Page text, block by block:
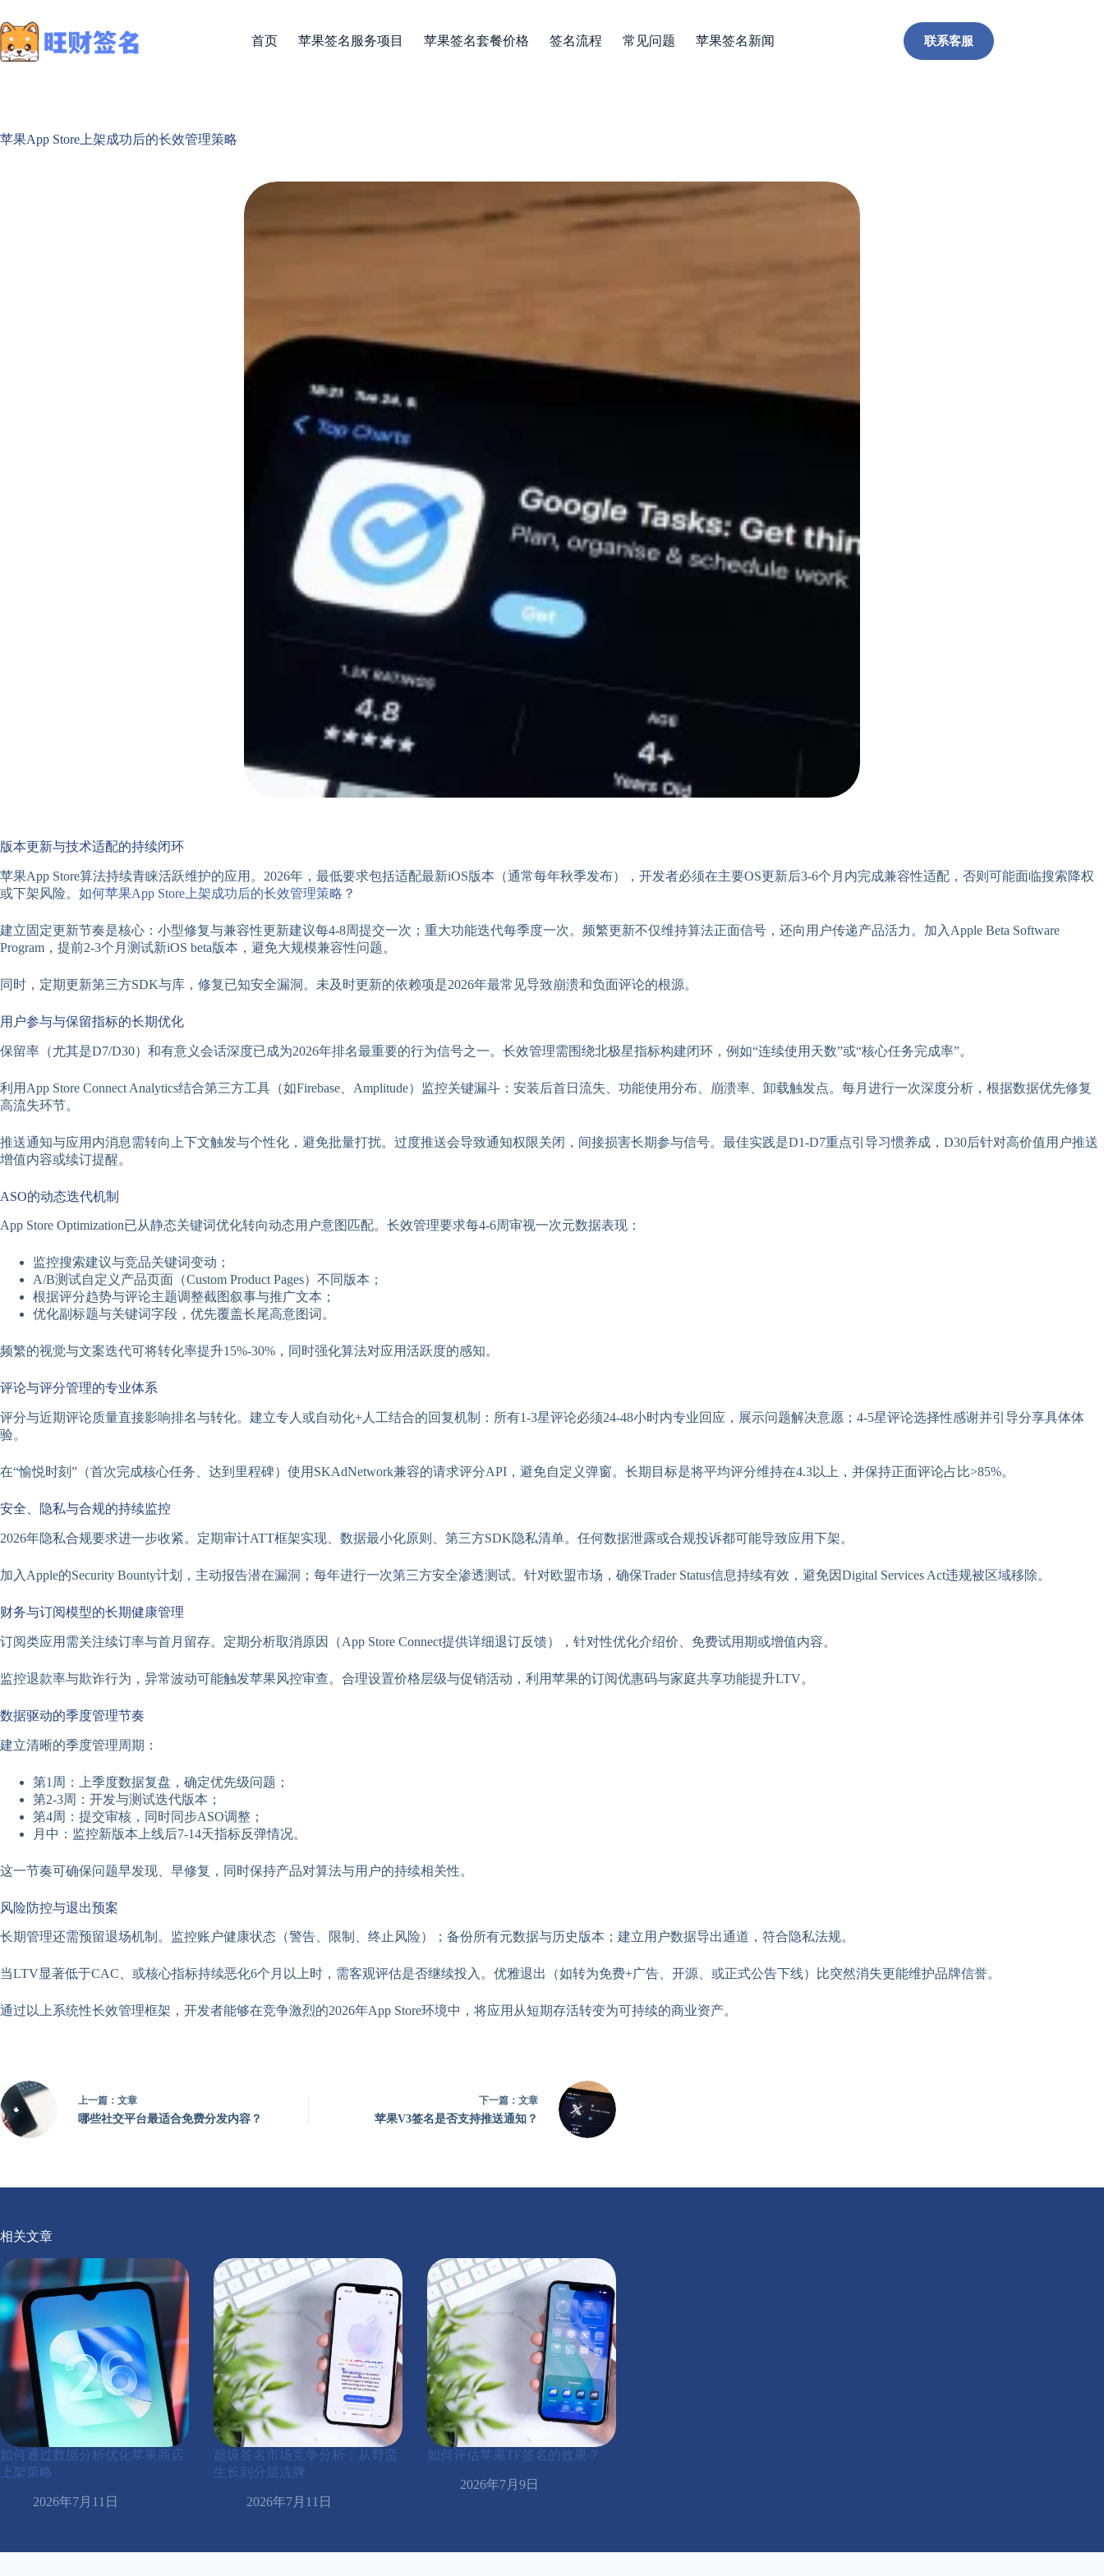
首页 苹果签名服务项目 苹果签名套餐价格 签名流程 常见问题 苹果签名新闻 联系客服
苹果App Store上架成功后的长效管理策略
版本更新与技术适配的持续闭环
苹果App Store算法持续青睐活跃维护的应用。2026年，最低要求包括适配最新iOS版本（通常每年秋季发布），开发者必须在主要OS更新后3-6个月内完成兼容性适配，否则可能面临搜索降权
或下架风险。 如何苹果App Store上架成功后的长效管理策略 ？
建立固定更新节奏是核心：小型修复与兼容性更新建议每4-8周提交一次；重大功能迭代每季度一次。频繁更新不仅维持算法正面信号，还向用户传递产品活力。加入Apple Beta Software
Program，提前2-3个月测试新iOS beta版本，避免大规模兼容性问题。
同时，定期更新第三方SDK与库，修复已知安全漏洞。未及时更新的依赖项是2026年最常见导致崩溃和负面评论的根源。
用户参与与保留指标的长期优化
保留率（尤其是D7/D30）和有意义会话深度已成为2026年排名最重要的行为信号之一。长效管理需围绕北极星指标构建闭环，例如“连续使用天数”或“核心任务完成率”。
利用App Store Connect Analytics结合第三方工具（如Firebase、Amplitude）监控关键漏斗：安装后首日流失、功能使用分布、崩溃率、卸载触发点。每月进行一次深度分析，根据数据优先修复
高流失环节。
推送通知与应用内消息需转向上下文触发与个性化，避免批量打扰。过度推送会导致通知权限关闭，间接损害长期参与信号。最佳实践是D1-D7重点引导习惯养成，D30后针对高价值用户推送
增值内容或续订提醒。
ASO的动态迭代机制
App Store Optimization已从静态关键词优化转向动态用户意图匹配。长效管理要求每4-6周审视一次元数据表现：
监控搜索建议与竞品关键词变动；
A/B测试自定义产品页面（Custom Product Pages）不同版本；
根据评分趋势与评论主题调整截图叙事与推广文本；
优化副标题与关键词字段，优先覆盖长尾高意图词。
频繁的视觉与文案迭代可将转化率提升15%-30%，同时强化算法对应用活跃度的感知。
评论与评分管理的专业体系
评分与近期评论质量直接影响排名与转化。建立专人或自动化+人工结合的回复机制：所有1-3星评论必须24-48小时内专业回应，展示问题解决意愿；4-5星评论选择性感谢并引导分享具体体
验。
在“愉悦时刻”（首次完成核心任务、达到里程碑）使用SKAdNetwork兼容的请求评分API，避免自定义弹窗。长期目标是将平均评分维持在4.3以上，并保持正面评论占比>85%。
安全、隐私与合规的持续监控
2026年隐私合规要求进一步收紧。定期审计ATT框架实现、数据最小化原则、第三方SDK隐私清单。任何数据泄露或合规投诉都可能导致应用下架。
加入Apple的Security Bounty计划，主动报告潜在漏洞；每年进行一次第三方安全渗透测试。针对欧盟市场，确保Trader Status信息持续有效，避免因Digital Services Act违规被区域移除。
财务与订阅模型的长期健康管理
订阅类应用需关注续订率与首月留存。定期分析取消原因（App Store Connect提供详细退订反馈），针对性优化介绍价、免费试用期或增值内容。
监控退款率与欺诈行为，异常波动可能触发苹果风控审查。合理设置价格层级与促销活动，利用苹果的订阅优惠码与家庭共享功能提升LTV。
数据驱动的季度管理节奏
建立清晰的季度管理周期：
第1周：上季度数据复盘，确定优先级问题；
第2-3周：开发与测试迭代版本；
第4周：提交审核，同时同步ASO调整；
月中：监控新版本上线后7-14天指标反弹情况。
这一节奏可确保问题早发现、早修复，同时保持产品对算法与用户的持续相关性。
风险防控与退出预案
长期管理还需预留退场机制。监控账户健康状态（警告、限制、终止风险）；备份所有元数据与历史版本；建立用户数据导出通道，符合隐私法规。
当LTV显著低于CAC、或核心指标持续恶化6个月以上时，需客观评估是否继续投入。优雅退出（如转为免费+广告、开源、或正式公告下线）比突然消失更能维护品牌信誉。
通过以上系统性长效管理框架，开发者能够在竞争激烈的2026年App Store环境中，将应用从短期存活转变为可持续的商业资产。
上一篇： 文章
哪些社交平台最适合免费分发内容？
下一篇： 文章
苹果V3签名是否支持推送通知？
相关文章
如何通过数据分析优化苹果商店
上架策略
2026年7月11日
超级签名市场竞争分析：从野蛮
生长到分层洗牌
2026年7月11日
如何评估苹果TF签名的效果？
2026年7月9日